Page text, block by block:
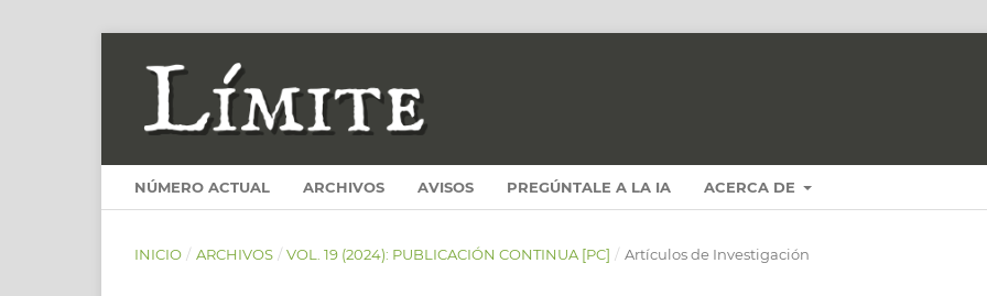
NÚMERO ACTUAL ARCHIVOS AVISOS PREGÚNTALE A LA IA ACERCA DE
INICIO / ARCHIVOS / VOL. 19 (2024): PUBLICACIÓN CONTINUA [PC] / Artículos de Investigación